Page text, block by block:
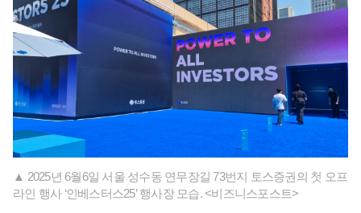
▲ 2025년 6월6일 서울 성수동 연무장길 73번지 토스증권의 첫 오프
라인 행사 ‘인베스터스25’ 행사장 모습. <비즈니스포스트>